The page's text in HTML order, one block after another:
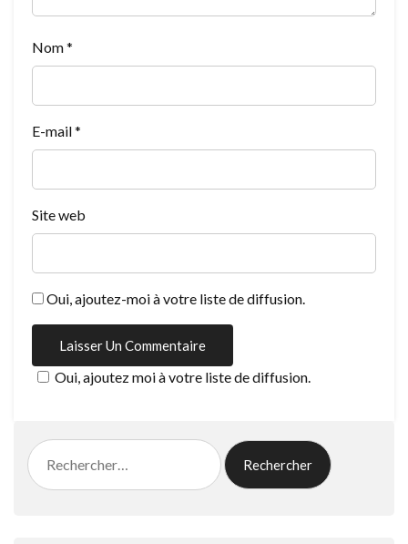
Nom*
E-mail*
Site web
Oui, ajoutez-moi à votre liste de diffusion.
Oui, ajoutez moi à votre liste de diffusion.
Rechercher :